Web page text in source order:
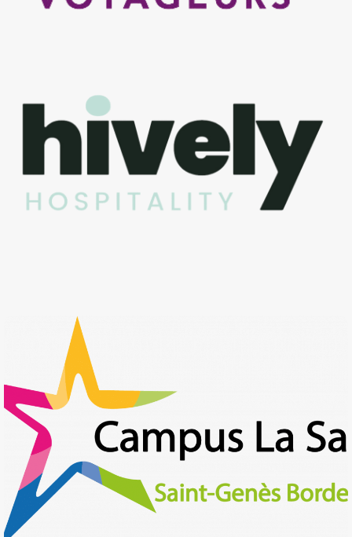
de sa culture et de ses actions.
Hively Hospitality rassemble plus de
80 hôtels et thalassothérapies en
France et en Europe.
Une ruche vivante qui offre de
nouvelles voies d’épanouissement
dans les métiers de l’hôtellerie, de la
restauration et du bien-être grâce à
L’ensemble scolaire Saint-Genès La
Salle sont des établissements se
réfèrant aux valeurs évangéliques et
aux intuitions pédagogiques,
éducatives et spirituelles de saint
Jean-Baptiste de La Salle, fondateur
des Frères des Ecoles Chrétiennes.
Le campus La Salle propose 3 pôles
ECAM, Énergies ainsi qu’Audiovisuel
avec lequel nous avons travaillé pour le
projet Éco Challenge Shamengo.